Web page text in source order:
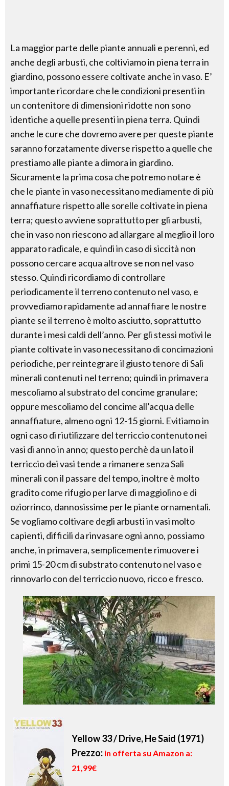
La maggior parte delle piante annuali e perenni, ed
anche degli arbusti, che coltiviamo in piena terra in
giardino, possono essere coltivate anche in vaso. E’
importante ricordare che le condizioni presenti in
un contenitore di dimensioni ridotte non sono
identiche a quelle presenti in piena terra. Quindi
anche le cure che dovremo avere per queste piante
saranno forzatamente diverse rispetto a quelle che
prestiamo alle piante a dimora in giardino.
Sicuramente la prima cosa che potremo notare è
che le piante in vaso necessitano mediamente di più
annaffiature rispetto alle sorelle coltivate in piena
terra; questo avviene soprattutto per gli arbusti,
che in vaso non riescono ad allargare al meglio il loro
apparato radicale, e quindi in caso di siccità non
possono cercare acqua altrove se non nel vaso
stesso. Quindi ricordiamo di controllare
periodicamente il terreno contenuto nel vaso, e
provvediamo rapidamente ad annaffiare le nostre
piante se il terreno è molto asciutto, soprattutto
durante i mesi caldi dell’anno. Per gli stessi motivi le
piante coltivate in vaso necessitano di concimazioni
periodiche, per reintegrare il giusto tenore di Sali
minerali contenuti nel terreno; quindi in primavera
mescoliamo al substrato del concime granulare;
oppure mescoliamo del concime all’acqua delle
annaffiature, almeno ogni 12-15 giorni. Evitiamo in
ogni caso di riutilizzare del terriccio contenuto nei
vasi di anno in anno; questo perchè da un lato il
terriccio dei vasi tende a rimanere senza Sali
minerali con il passare del tempo, inoltre è molto
gradito come rifugio per larve di maggiolino e di
oziorrinco, dannosissime per le piante ornamentali.
Se vogliamo coltivare degli arbusti in vasi molto
capienti, difficili da rinvasare ogni anno, possiamo
anche, in primavera, semplicemente rimuovere i
primi 15-20 cm di substrato contenuto nel vaso e
rinnovarlo con del terriccio nuovo, ricco e fresco.
Yellow 33 / Drive, He Said (1971)
Prezzo: in offerta su Amazon a:
21,99€